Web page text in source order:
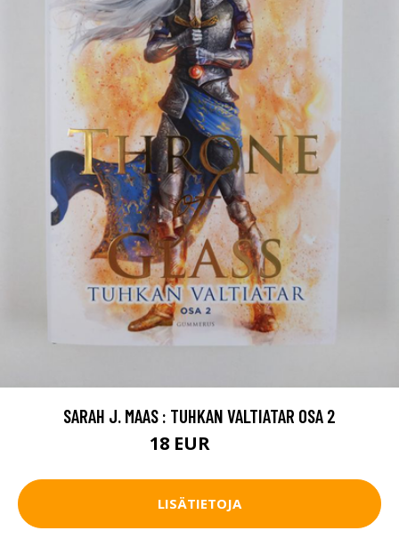
SARAH J. MAAS : TUHKAN VALTIATAR OSA 2
18 EUR
LISÄTIETOJA